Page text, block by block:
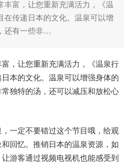
丰富，让您重新充满活力，《温
在传递日本的文化。温泉可以增
还有一些非…
，让您重新充满活力，《温泉行
本的文化。温泉可以增强身体的
独特的汤，还可以减压和放松心
一定不要错过这个节目哦，给观
回忆。推销日本的温泉资源，如
游客通过视频电视机也能感受到